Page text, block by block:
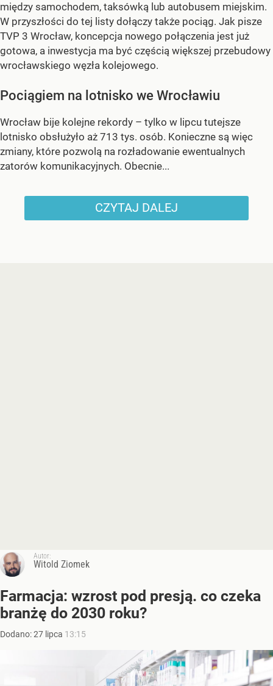
między samochodem, taksówką lub autobusem miejskim.
W przyszłości do tej listy dołączy także pociąg. Jak pisze
TVP 3 Wrocław, koncepcja nowego połączenia jest już
gotowa, a inwestycja ma być częścią większej przebudowy
wrocławskiego węzła kolejowego.
Pociągiem na lotnisko we Wrocławiu
Wrocław bije kolejne rekordy – tylko w lipcu tutejsze
lotnisko obsłużyło aż 713 tys. osób. Konieczne są więc
zmiany, które pozwolą na rozładowanie ewentualnych
zatorów komunikacyjnych. Obecnie...
CZYTAJ DALEJ
Autor:
Witold Ziomek
Farmacja: wzrost pod presją. co czeka
branżę do 2030 roku?
Dodano:27 lipca 13:15